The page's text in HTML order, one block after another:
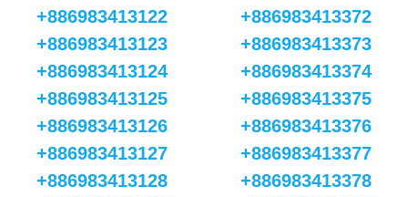
+886983413122
+886983413123
+886983413124
+886983413125
+886983413126
+886983413127
+886983413128
+886983413372
+886983413373
+886983413374
+886983413375
+886983413376
+886983413377
+886983413378